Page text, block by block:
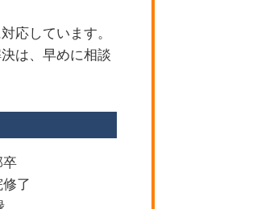
供あり
応しています。
は、早めに相談
卒
了